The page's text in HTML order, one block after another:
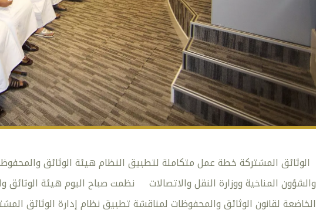
والشؤون المناخية ووزارة النقل والاتصالات نظمت صباح اليوم هيئة الوثائق
الخاضعة لقانون الوثائق والمحفوظات لمناقشة تطبيق نظام إدارة الوثائق